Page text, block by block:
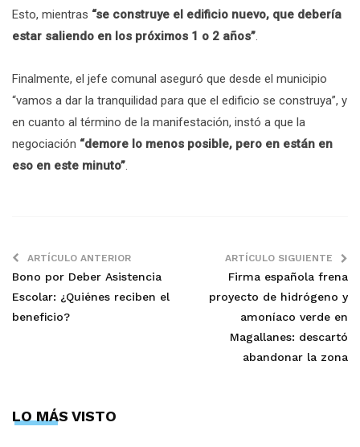
Esto, mientras “se construye el edificio nuevo, que debería
estar saliendo en los próximos 1 o 2 años”
Finalmente, el jefe comunal aseguró que desde el municipio
“vamos a dar la tranquilidad para que el edificio se construya”, y
en cuanto al término de la manifestación, instó a que la
negociación “demore lo menos posible, pero en están en
eso en este minuto”
ARTÍCULO ANTERIOR
Bono por Deber Asistencia
Escolar: ¿Quiénes reciben el
beneficio?
ARTÍCULO SIGUIENTE
Firma española frena
proyecto de hidrógeno y
amoníaco verde en
Magallanes: descartó
abandonar la zona
LO MÁS VISTO